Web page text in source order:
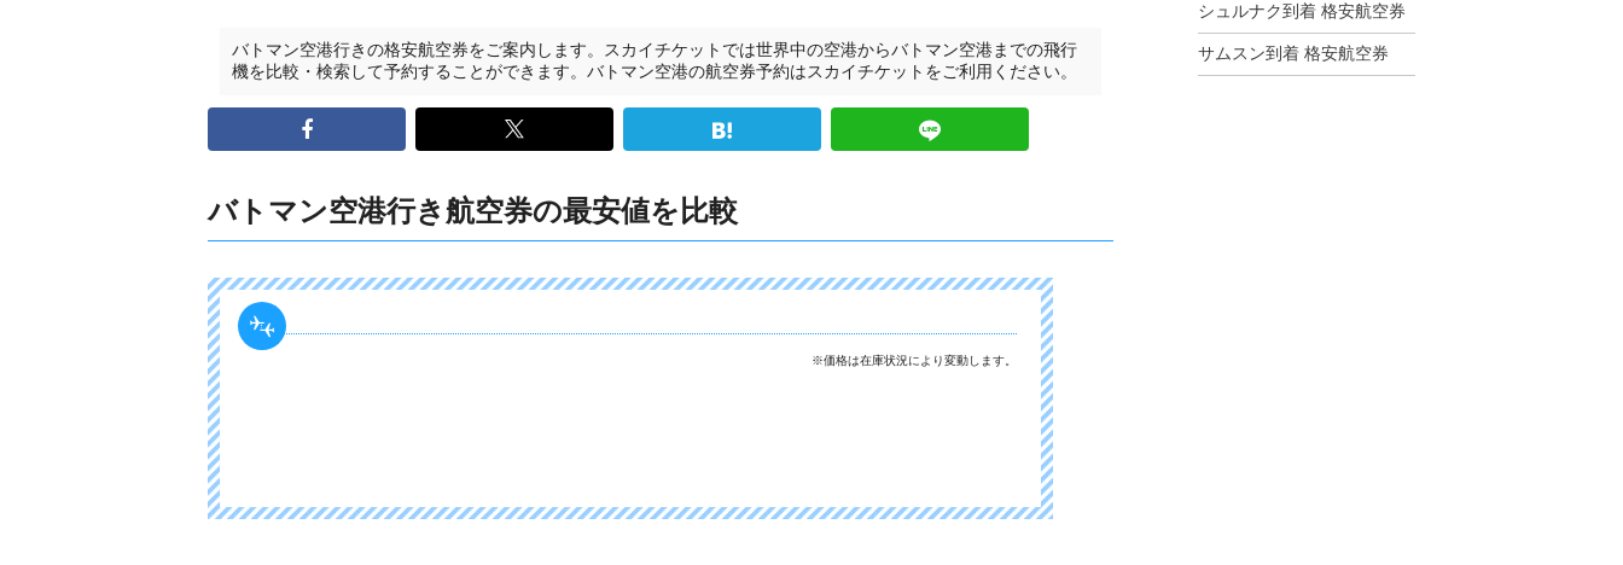
バトマン空港行きの格安航空券をご案内します。スカイチケットでは世界中の空港からバトマン空港までの飛行
機を比較・検索して予約することができます。バトマン空港の航空券予約はスカイチケットをご利用ください。
バトマン空港行き航空券の最安値を比較
※価格は在庫状況により変動します。
シュルナク到着 格安航空券
サムスン到着 格安航空券